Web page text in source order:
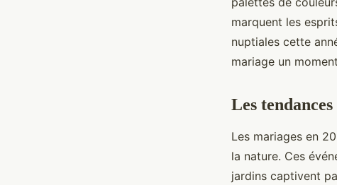
marquent les
nuptiales cette
mariage un
Les
Les mariages en
la nature. Ces
jardins captivent